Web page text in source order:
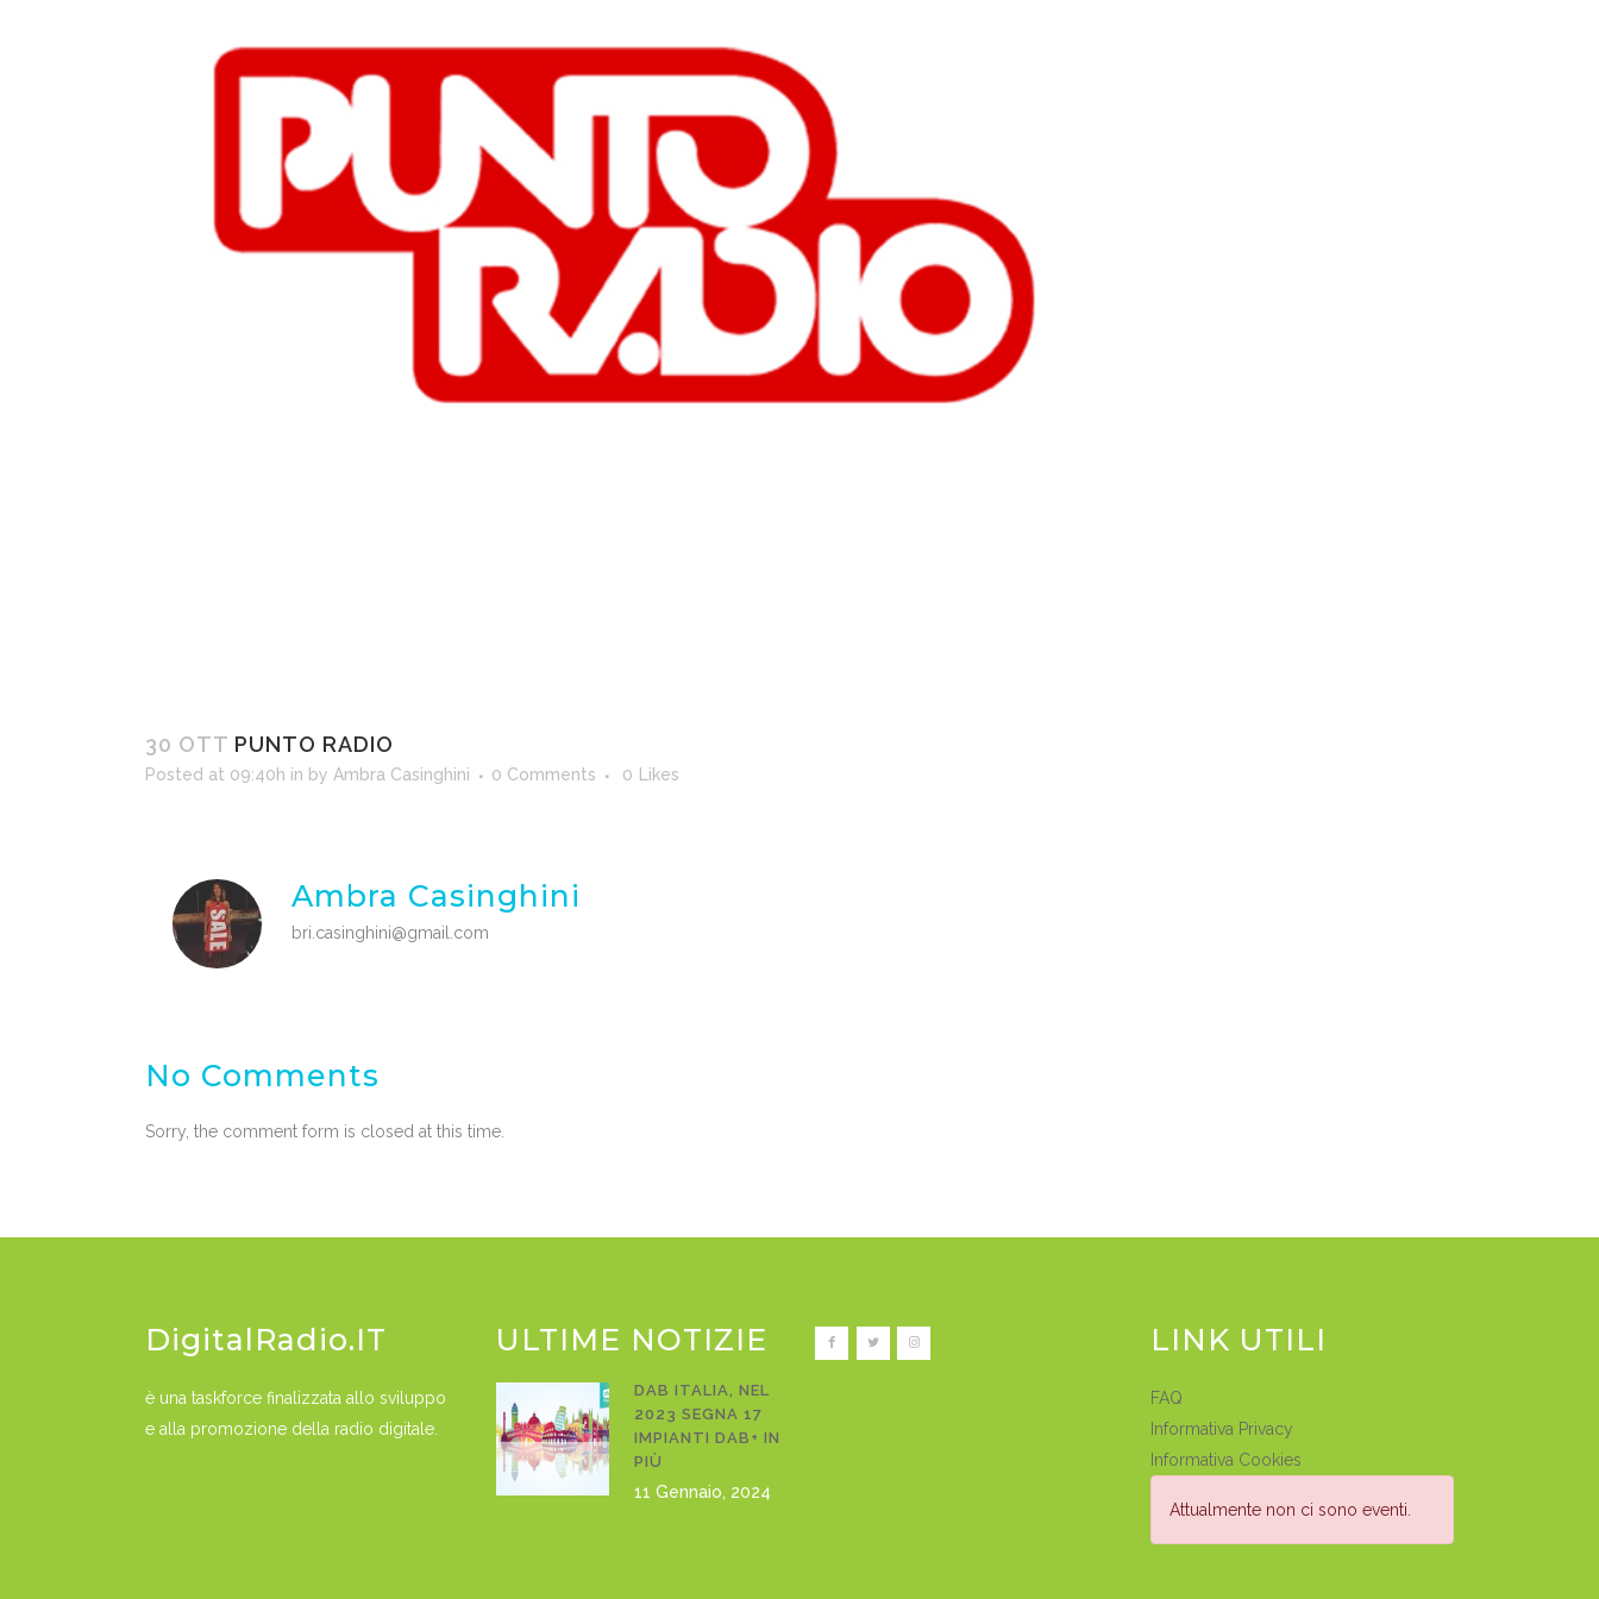
30 OTT PUNTO RADIO
Posted at 09:40h in by Ambra Casinghini 0 Comments 0 Likes
Ambra Casinghini
bri.casinghini@gmail.com
No Comments
Sorry, the comment form is closed at this time.
DigitalRadio.IT
è una taskforce finalizzata allo sviluppo
e alla promozione della radio digitale.
ULTIME NOTIZIE
DAB ITALIA, NEL
2023 SEGNA 17
IMPIANTI DAB+ IN
PIÙ
11 Gennaio, 2024
LINK UTILI
FAQ
Informativa Privacy
Informativa Cookies
Attualmente non ci sono eventi.